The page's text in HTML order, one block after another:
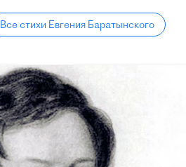
Все стихи Евгения Баратынского